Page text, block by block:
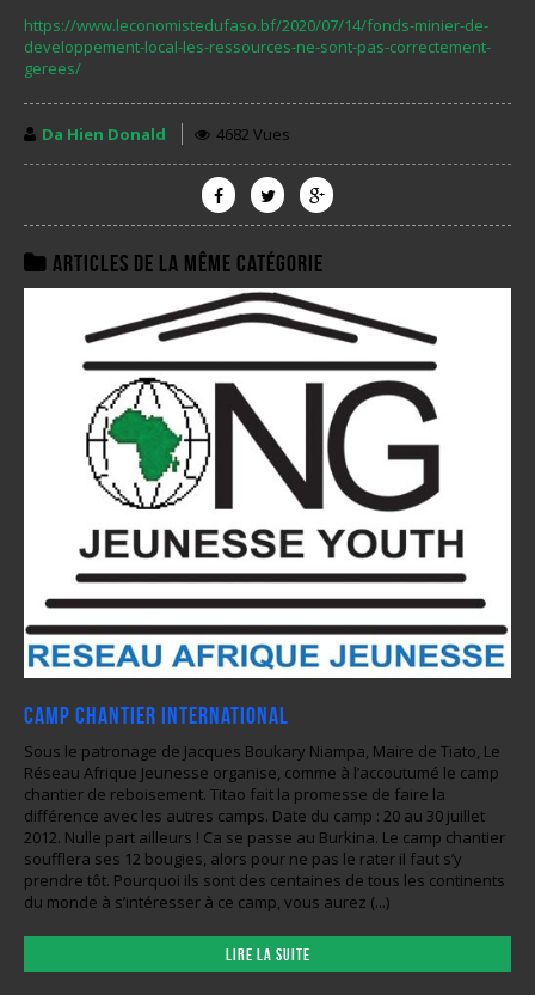
https://www.leconomistedufaso.bf/2020/07/14/fonds-minier-de-
developpement-local-les-ressources-ne-sont-pas-correctement-
gerees/
Da Hien Donald 4682 Vues
Articles de la même catégorie
Camp Chantier International
Sous le patronage de Jacques Boukary Niampa, Maire de Tiato, Le
Réseau Afrique Jeunesse organise, comme à l’accoutumé le camp
chantier de reboisement. Titao fait la promesse de faire la
différence avec les autres camps. Date du camp : 20 au 30 juillet
2012. Nulle part ailleurs ! Ca se passe au Burkina. Le camp chantier
soufflera ses 12 bougies, alors pour ne pas le rater il faut s’y
prendre tôt. Pourquoi ils sont des centaines de tous les continents
du monde à s’intéresser à ce camp, vous aurez (...)
Lire la suite